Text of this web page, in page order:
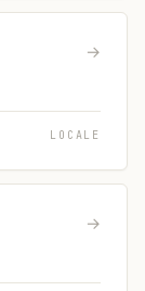
→
LOCALE
→